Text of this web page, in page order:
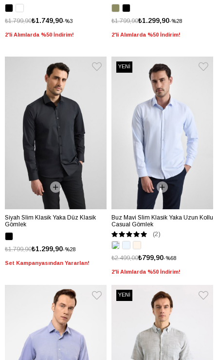
%3
₺1.749,90
₺1.799,90
2'li Alımlarda %50 İndirim!
%28
₺1.299,90
₺1.799,90
2'li Alımlarda %50 İndirim!
Siyah Slim Klasik Yaka Düz Klasik
Gömlek
%28
₺1.299,90
₺1.799,90
Set Kampanyasından Yararlan!
Buz Mavi Slim Klasik Yaka Uzun Kollu
Casual Gömlek
(2)
%68
₺799,90
₺2.499,00
2'li Alımlarda %50 İndirim!
YENİ
YENİ